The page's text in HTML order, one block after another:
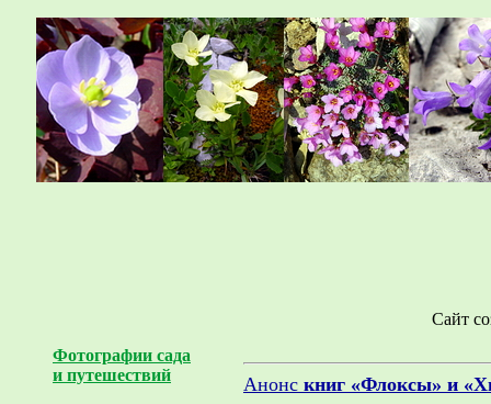
Сайт
Фотографии сада
и путешествий
Анонс книг «Флоксы» и